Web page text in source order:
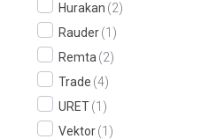
Hurakan 2
Rauder 1
Remta 2
Trade 4
URET 1
Vektor 1